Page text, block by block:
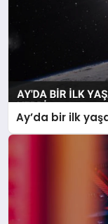
Ay’da bir ilk